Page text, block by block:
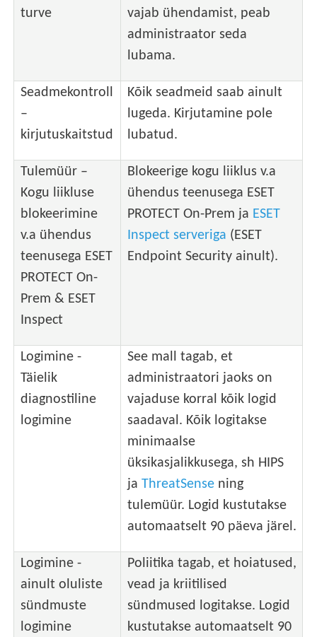
turve
vajab ühendamist, peab
administraator seda
lubama.
Seadmekontroll
–
kirjutuskaitstud
Kõik seadmeid saab ainult
lugeda. Kirjutamine pole
lubatud.
Tulemüür –
Kogu liikluse
blokeerimine
v.a ühendus
teenusega ESET
PROTECT On-
Prem & ESET
Inspect
Blokeerige kogu liiklus v.a
ühendus teenusega ESET
PROTECT On-Prem ja ESET
Inspect serveriga (ESET
Endpoint Security ainult).
Logimine -
Täielik
diagnostiline
logimine
See mall tagab, et
administraatori jaoks on
vajaduse korral kõik logid
saadaval. Kõik logitakse
minimaalse
üksikasjalikkusega, sh HIPS
jaThreatSense ning
tulemüür. Logid kustutakse
automaatselt 90 päeva järel.
Logimine -
ainult oluliste
sündmuste
logimine
Poliitika tagab, et hoiatused,
vead ja kriitilised
sündmused logitakse. Logid
kustutakse automaatselt 90